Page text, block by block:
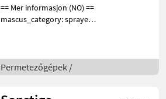
== Mer informasjon (NO) ==
mascus_category: sprayers
en.landbrukssalg.no/5277
for more i
Permetezőgépek /